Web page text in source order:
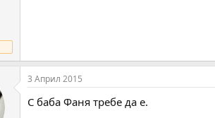
3 Април 2015
С баба Фаня требе да е.